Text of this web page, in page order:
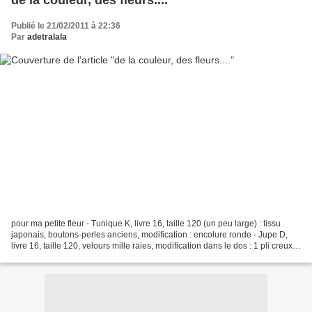
Publié le 21/02/2011 à 22:36
Par adetralala
pour ma petite fleur - Tunique K, livre 16, taille 120 (un peu large) : tissu
japonais, boutons-perles anciens, modification : encolure ronde - Jupe D,
livre 16, taille 120, velours mille raies, modification dans le dos : 1 pli creux